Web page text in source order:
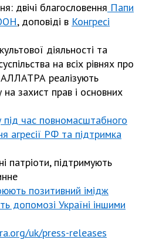
двічі благословення Папи
, доповіді в Конгресі
діяльності та
на всіх рівнях про
АЛЛАТРА реалізують
на захист прав і основних
під час повномасштабного
агресії РФ та підтримка
підтримують
позитивний імідж
допомозі Україні іншими
uk/press-releases